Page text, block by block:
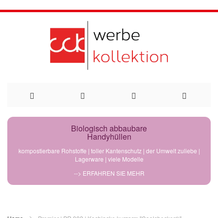
Direkt
Biologisch abbaubare
Handyhüllen
kompostierbare Rohstoffe | toller Kantenschutz | der Umwelt zuliebe |
Lagerware | viele Modelle
--> ERFAHREN SIE MEHR